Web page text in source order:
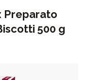
Preparato
500 g